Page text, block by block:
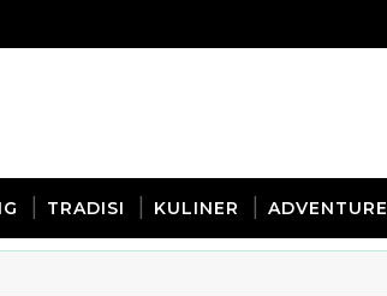
TRADISI KULINER ADVENTURE